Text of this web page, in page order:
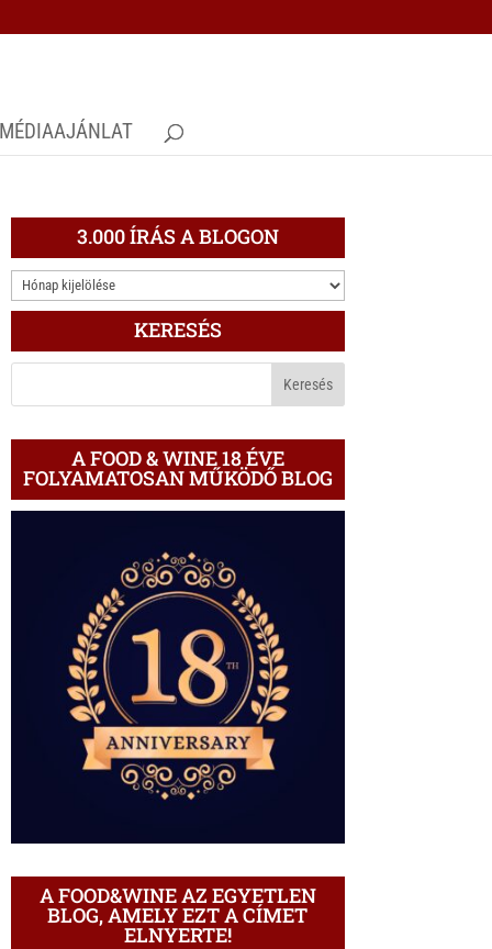
MÉDIAAJÁNLAT
3.000 ÍRÁS A BLOGON
3.000
ÍRÁS
BLOGON
KERESÉS
A FOOD & WINE 18 ÉVE
FOLYAMATOSAN MŰKÖDŐ BLOG
A FOOD&WINE AZ EGYETLEN
BLOG, AMELY EZT A CÍMET
ELNYERTE!